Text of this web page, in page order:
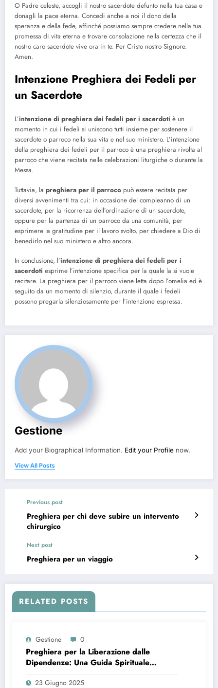
O Padre celeste, accogli il nostro sacerdote defunto nella tua casa e
donagli la pace eterna. Concedi anche a noi il dono della
speranza e della fede, affinché possiamo sempre credere nella tua
promessa di vita eterna e trovare consolazione nella certezza che il
nostro caro sacerdote vive ora in te. Per Cristo nostro Signore.
Amen.
Intenzione Preghiera dei Fedeli per
un Sacerdote
L’intenzione di preghiera dei fedeli per i sacerdoti è un
momento in cui i fedeli si uniscono tutti insieme per sostenere il
sacerdote o parroco nella sua vita e nel suo ministero. L’intenzione
della preghiera dei fedeli per il parroco è una preghiera rivolta al
parroco che viene recitata nelle celebrazioni liturgiche o durante la
Messa.
Tuttavia, la preghiera per il parroco può essere recitata per
diversi avvenimenti tra cui: in occasione del compleanno di un
sacerdote, per la ricorrenza dell’ordinazione di un sacerdote,
oppure per la partenza di un parroco da una comunità, per
esprimere la gratitudine per il lavoro svolto, per chiedere a Dio di
benedirlo nel suo ministero e altro ancora.
In conclusione, l’intenzione di preghiera dei fedeli per i
sacerdoti esprime l’intenzione specifica per la quale la si vuole
recitare. La preghiera per il parroco viene letta dopo l’omelia ed è
seguito da un momento di silenzio, durante il quale i fedeli
possono pregarla silenziosamente per l’intenzione espressa.
Gestione
Add your Biographical Information. Edit your Profile now.
View All Posts
Previous post
Preghiera per chi deve subire un intervento
chirurgico
Next post
Preghiera per un viaggio
RELATED POSTS
Gestione 0
Preghiera per la Liberazione dalle
Dipendenze: Una Guida Spirituale
Completa
23 Giugno 2025